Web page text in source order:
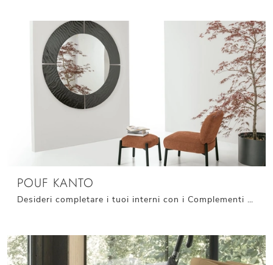
POUF KANTO
Desideri completare i tuoi interni con i Complementi Target Point? Ecco qui differenti modelli di pouf in tessuto come Pouf Kanto.